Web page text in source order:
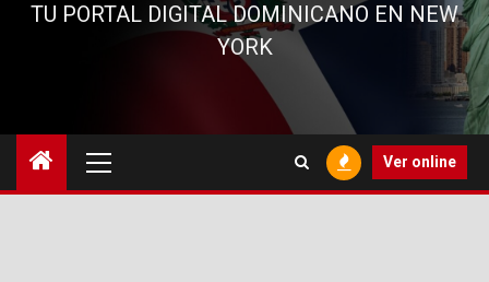
TU PORTAL DIGITAL DOMINICANO EN NEW
YORK
principal
Ver online